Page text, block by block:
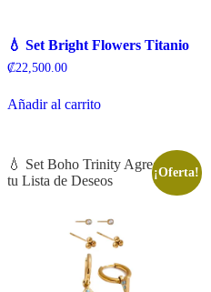
💧 Set Bright Flowers Titanio
₡22,500.00
Añadir al carrito
💧 Set Boho Trinity Agregado a
tu Lista de Deseos
¡Oferta!